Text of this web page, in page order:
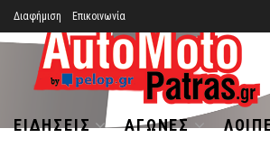
Διαφήμιση Επικοινωνία
ΕΙΔΉΣΕΙΣ ΑΓΏΝΕΣ